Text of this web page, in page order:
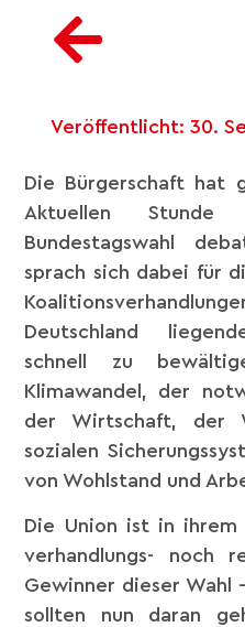
Veröffentlicht: 30.
Die Bürgerschaft hat
Aktuellen
Bundestagswahl
sprach sich dabei für
Deutschland
schnell zu
Klimawandel, der
der Wirtschaft, der
sozialen
von Wohlstand und
Die Union ist in
verhandlungs- noch
Gewinner dieser Wahl
sollten nun daran